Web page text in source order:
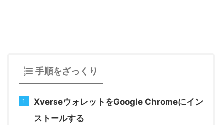
手順をざっくり
XverseウォレットをGoogle Chromeにイン
ストールする